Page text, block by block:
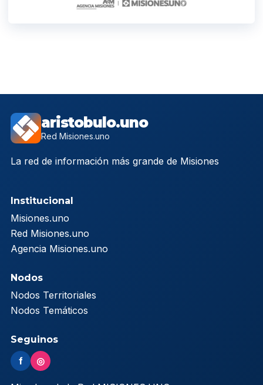
aristobulo.uno
Red Misiones.uno
La red de información más grande de Misiones
Institucional
Misiones.uno
Red Misiones.uno
Agencia Misiones.uno
Nodos
Nodos Territoriales
Nodos Temáticos
Seguinos
f ◎